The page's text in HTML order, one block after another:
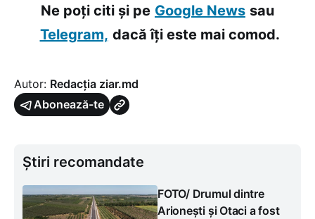
Ne poți citi și pe Google News sau
Telegram, dacă îți este mai comod.
Autor: Redacția ziar.md
Abonează-te
Știri recomandate
FOTO/ Drumul dintre
Arionești și Otaci a fost